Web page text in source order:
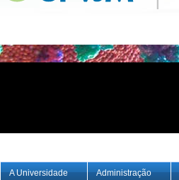
A Universidade Administração